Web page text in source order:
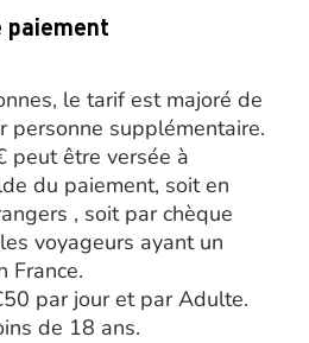
paiement
le tarif est majoré de
personne supplémentaire.
peut être versée à
du paiement, soit en
, soit par chèque
voyageurs ayant un
France.
par jour et par Adulte.
de 18 ans.